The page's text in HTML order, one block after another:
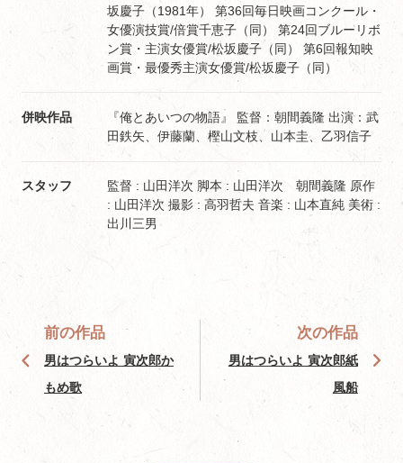
坂慶子（1981年） 第36回毎日映画コンクール・
女優演技賞/倍賞千恵子（同） 第24回ブルーリボ
ン賞・主演女優賞/松坂慶子（同） 第6回報知映
画賞・最優秀主演女優賞/松坂慶子（同）
併映作品
『俺とあいつの物語』 監督：朝間義隆 出演：武
田鉄矢、伊藤蘭、樫山文枝、山本圭、乙羽信子
スタッフ
監督 : 山田洋次 脚本 : 山田洋次 朝間義隆 原作
: 山田洋次 撮影 : 高羽哲夫 音楽 : 山本直純 美術 :
出川三男
前の作品
男はつらいよ 寅次郎か
もめ歌
次の作品
男はつらいよ 寅次郎紙
風船